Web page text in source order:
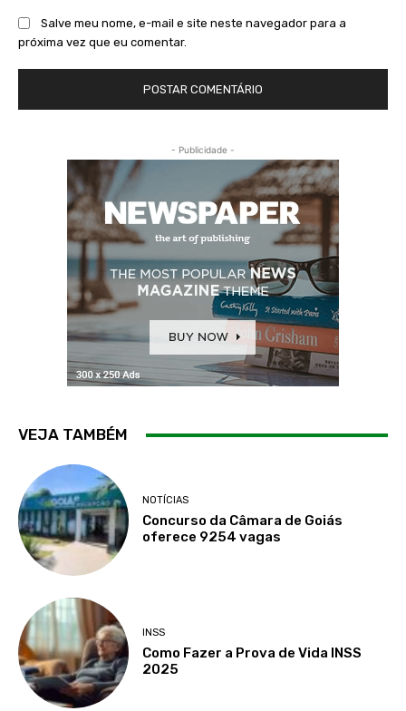
Salve meu nome, e-mail e site neste navegador para a
próxima vez que eu comentar.
- Publicidade -
VEJA TAMBÉM
NOTÍCIAS
Concurso da Câmara de Goiás
oferece 9254 vagas
INSS
Como Fazer a Prova de Vida INSS
2025